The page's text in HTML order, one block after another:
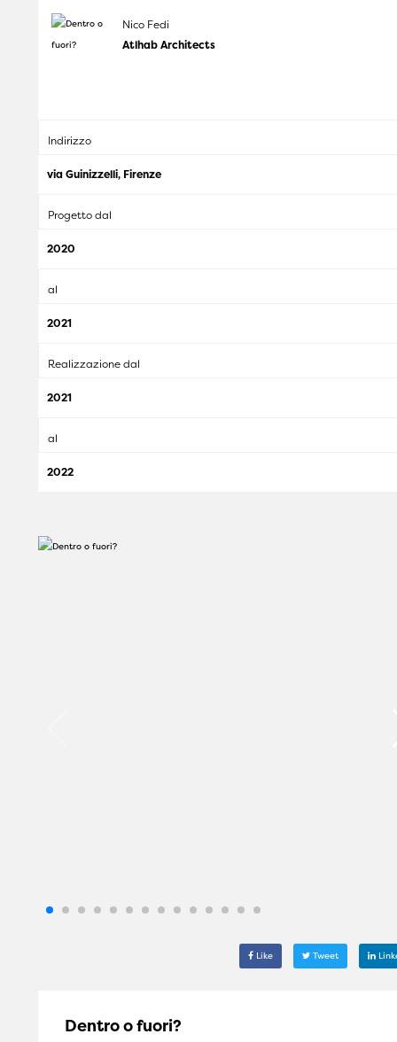
Nico Fedi
Atlhab Architects
Indirizzo
via Guinizzelli, Firenze
Progetto dal
2020
al
2021
Realizzazione dal
2021
al
2022
Like Tweet
Dentro o fuori?